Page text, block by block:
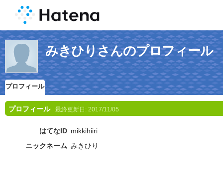
みきひりさんのプロフィール
プロフィール
プロフィール 最終更新日: 2017/11/05
はてなID mikkihiiri
ニックネーム みきひり